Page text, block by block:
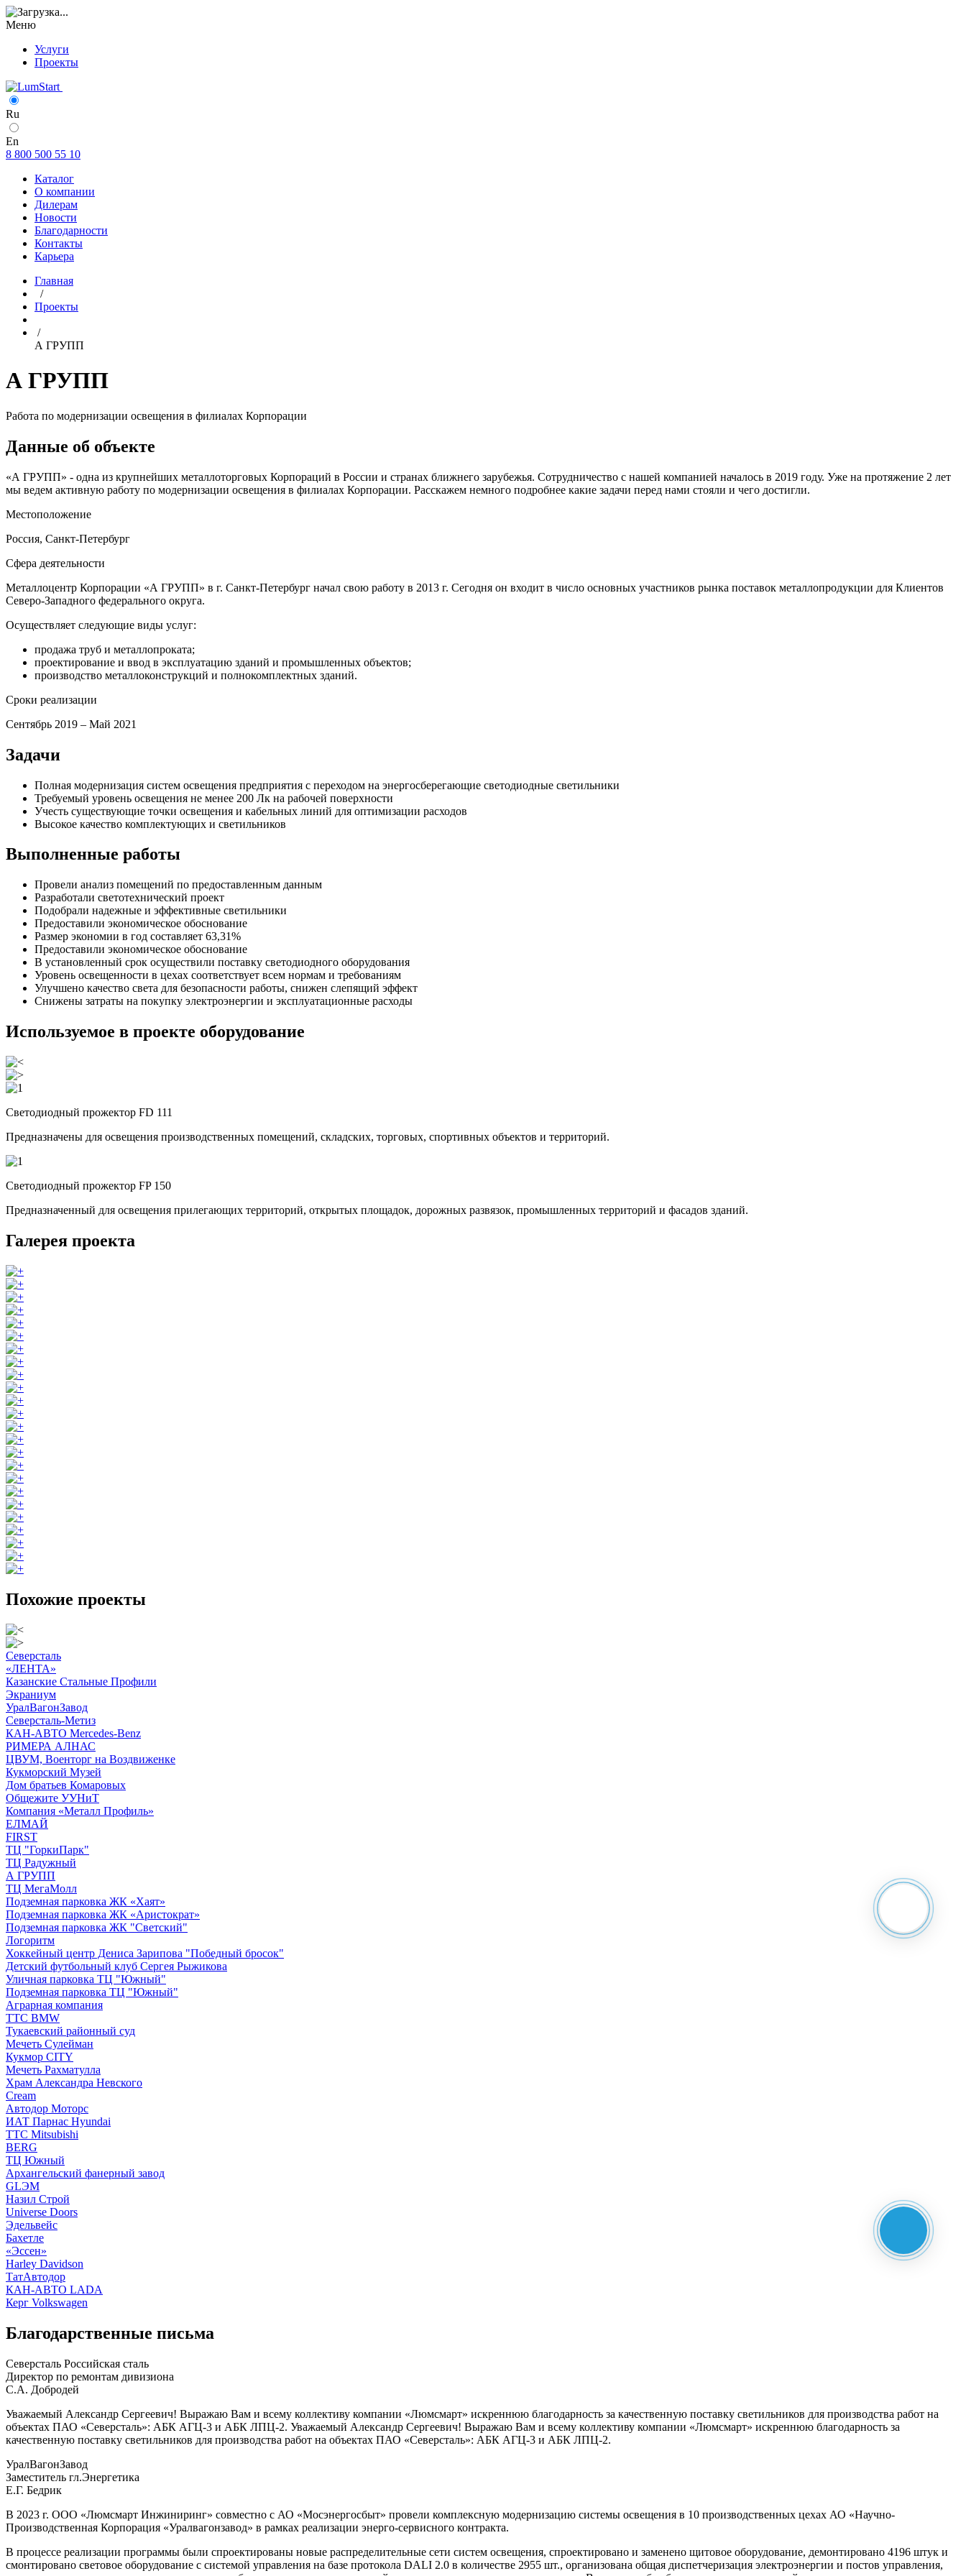
Меню
Услуги
Проекты
Ru
En
8 800 500 55 10
Каталог
О компании
Дилерам
Новости
Благодарности
Контакты
Карьера
Главная
/
Проекты
/
А ГРУПП
А ГРУПП
Работа по модернизации освещения в филиалах Корпорации
Данные об объекте
«А ГРУПП» - одна из крупнейших металлоторговых Корпораций в России и странах ближнего зарубежья. Сотрудничество с нашей компанией началось в 2019 году. Уже на протяжение 2 лет
мы ведем активную работу по модернизации освещения в филиалах Корпорации. Расскажем немного подробнее какие задачи перед нами стояли и чего достигли.
Местоположение
Россия, Санкт-Петербург
Сфера деятельности
Металлоцентр Корпорации «А ГРУПП» в г. Санкт-Петербург начал свою работу в 2013 г. Сегодня он входит в число основных участников рынка поставок металлопродукции для Клиентов
Северо-Западного федерального округа.
Осуществляет следующие виды услуг:
продажа труб и металлопроката;
проектирование и ввод в эксплуатацию зданий и промышленных объектов;
производство металлоконструкций и полнокомплектных зданий.
Сроки реализации
Сентябрь 2019 – Май 2021
Задачи
Полная модернизация систем освещения предприятия с переходом на энергосберегающие светодиодные светильники
Требуемый уровень освещения не менее 200 Лк на рабочей поверхности
Учесть существующие точки освещения и кабельных линий для оптимизации расходов
Высокое качество комплектующих и светильников
Выполненные работы
Провели анализ помещений по предоставленным данным
Разработали светотехнический проект
Подобрали надежные и эффективные светильники
Предоставили экономическое обоснование
Размер экономии в год составляет 63,31%
Предоставили экономическое обоснование
В установленный срок осуществили поставку светодиодного оборудования
Уровень освещенности в цехах соответствует всем нормам и требованиям
Улучшено качество света для безопасности работы, снижен слепящий эффект
Снижены затраты на покупку электроэнергии и эксплуатационные расходы
Используемое в проекте оборудование
Светодиодный прожектор FD 111
Предназначены для освещения производственных помещений, складских, торговых, спортивных объектов и территорий.
Светодиодный прожектор FP 150
Предназначенный для освещения прилегающих территорий, открытых площадок, дорожных развязок, промышленных территорий и фасадов зданий.
Галерея проекта
Похожие проекты
Северсталь
«ЛЕНТА»
Казанские Стальные Профили
Экраниум
УралВагонЗавод
Северсталь-Метиз
КАН-АВТО Mercedes-Benz
РИМЕРА АЛНАС
ЦВУМ, Военторг на Воздвиженке
Кукморский Музей
Дом братьев Комаровых
Общежите УУНиТ
Компания «Металл Профиль»
ЕЛМАЙ
FIRST
ТЦ "ГоркиПарк"
ТЦ Радужный
А ГРУПП
ТЦ МегаМолл
Подземная парковка ЖК «Хаят»
Подземная парковка ЖК «Аристократ»
Подземная парковка ЖК "Светский"
Логоритм
Хоккейный центр Дениса Зарипова "Победный бросок"
Детский футбольный клуб Сергея Рыжикова
Уличная парковка ТЦ "Южный"
Подземная парковка ТЦ "Южный"
Аграрная компания
ТТС BMW
Тукаевский районный суд
Мечеть Сулейман
Кукмор CITY
Мечеть Рахматулла
Храм Александра Невского
Cream
Автодор Моторс
ИАТ Парнас Hyundai
ТТС Mitsubishi
BERG
ТЦ Южный
Архангельский фанерный завод
GLЭM
Назил Строй
Universe Doors
Эдельвейс
Бахетле
«Эссен»
Harley Davidson
ТатАвтодор
КАН-АВТО LADA
Керг Volkswagen
Благо­дарст­вен­ные пись­ма
Северсталь Российская сталь
Директор по ремонтам дивизиона
C.А. Добродей
Уважаемый Александр Сергеевич! Выражаю Вам и всему коллективу компании «Люмсмарт» искреннюю благодарность за качественную поставку светильников для производства работ на
объектах ПАО «Северсталь»: АБК АГЦ-3 и АБК ЛПЦ-2. Уважаемый Александр Сергеевич! Выражаю Вам и всему коллективу компании «Люмсмарт» искреннюю благодарность за
качественную поставку светильников для производства работ на объектах ПАО «Северсталь»: АБК АГЦ-3 и АБК ЛПЦ-2.
УралВагонЗавод
Заместитель гл.Энергетика
Е.Г. Бедрик
В 2023 г. ООО «Люмсмарт Инжиниринг» совместно с АО «Мосэнергосбыт» провели комплексную модернизацию системы освещения в 10 производственных цехах АО «Научно-
Производственная Корпорация «Уралвагонзавод» в рамках реализации энерго-сервисного контракта.
В процессе реализации программы были спроектированы новые распределительные сети систем освещения, спроектировано и заменено щитовое оборудование, демонтировано 4196 штук и
смонтировано световое оборудование с системой управления на базе протокола DALI 2.0 в количестве 2955 шт., организована общая диспетчеризация электроэнергии и постов управления,